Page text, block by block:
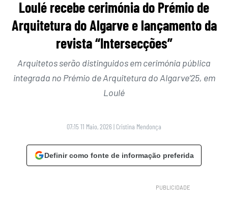
Loulé recebe cerimónia do Prémio de
Arquitetura do Algarve e lançamento da
revista “Intersecções”
Arquitetos serão distinguidos em cerimónia pública
integrada no Prémio de Arquitetura do Algarve’25, em
Loulé
07:15 11 Maio, 2026 | Cristina Mendonça
Definir como fonte de informação preferida